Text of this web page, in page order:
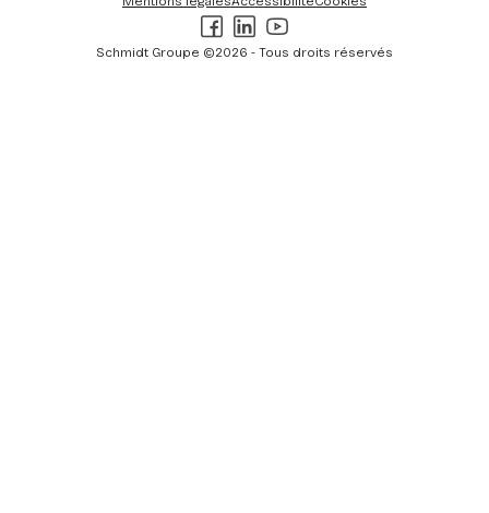
Schmidt Groupe ©2026 - Tous droits réservés
Facebook
LinkedIn
Youtube